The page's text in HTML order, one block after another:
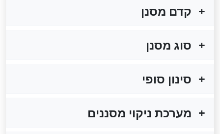
קדם מסנן
סוג מסנן
סינון סופי
מערכת ניקוי מסננים